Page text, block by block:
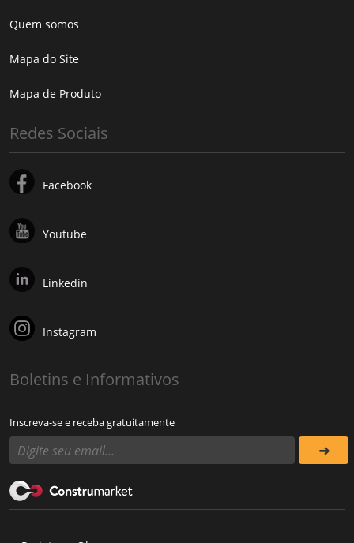
Quem somos
Mapa do Site
Mapa de Produto
Redes Sociais
Facebook
Youtube
Linkedin
Instagram
Boletins e Informativos
Inscreva-se e receba gratuitamente